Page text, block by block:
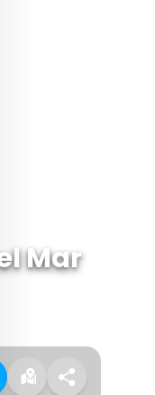
Mar